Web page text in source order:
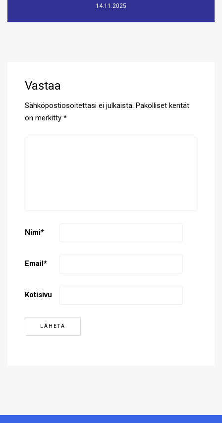
14.11.2025
Vastaa
Sähköpostiosoitettasi ei julkaista. Pakolliset kentät
on merkitty *
Nimi*
Email*
Kotisivu